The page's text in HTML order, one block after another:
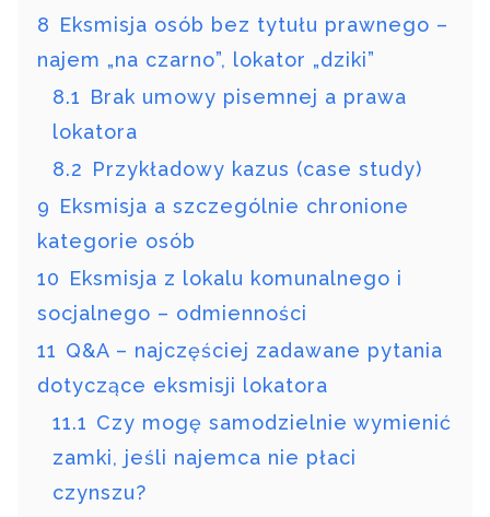
8 Eksmisja osób bez tytułu prawnego –
najem „na czarno”, lokator „dziki”
8.1 Brak umowy pisemnej a prawa
lokatora
8.2 Przykładowy kazus (case study)
9 Eksmisja a szczególnie chronione
kategorie osób
10 Eksmisja z lokalu komunalnego i
socjalnego – odmienności
11 Q&A – najczęściej zadawane pytania
dotyczące eksmisji lokatora
11.1 Czy mogę samodzielnie wymienić
zamki, jeśli najemca nie płaci
czynszu?